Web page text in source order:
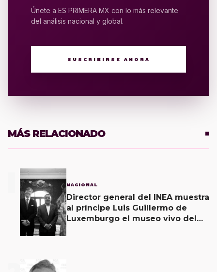
Únete a ES PRIMERA MX con lo más relevante
del análisis nacional y global.
SUSCRIBIRSE AHORA
MÁS RELACIONADO
NACIONAL
Director general del INEA muestra
al príncipe Luis Guillermo de
Luxemburgo el museo vivo del